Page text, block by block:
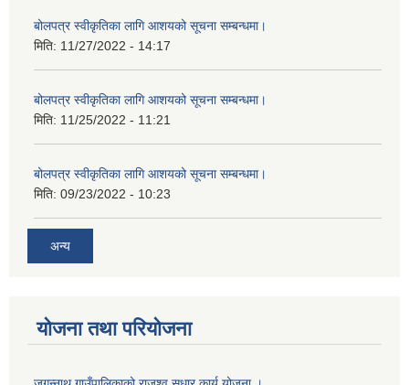
बोलपत्र स्वीकृतिका लागि आशयको सूचना सम्बन्धमा।
मिति: 11/27/2022 - 14:17
बोलपत्र स्वीकृतिका लागि आशयको सूचना सम्बन्धमा।
मिति: 11/25/2022 - 11:21
बोलपत्र स्वीकृतिका लागि आशयको सूचना सम्बन्धमा।
मिति: 09/23/2022 - 10:23
अन्य
योजना तथा परियोजना